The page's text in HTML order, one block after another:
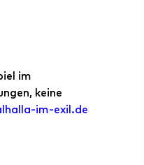
im
keine
im-exil.de